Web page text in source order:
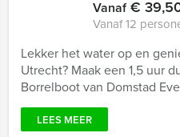
Vanaf€
Vanaf 12
Lekker het water op en
Utrecht? Maak een 1,5 uur
Borrelboot van Domstad
LEES MEER